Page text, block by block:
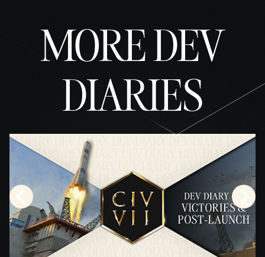
MORE DEV
DIARIES